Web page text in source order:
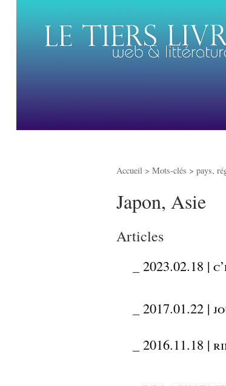
Accueil > Mots-clés > pays,
Japon, Asie
Articles
2023.02.18 |
2017.01.22 |
2016.11.18 |